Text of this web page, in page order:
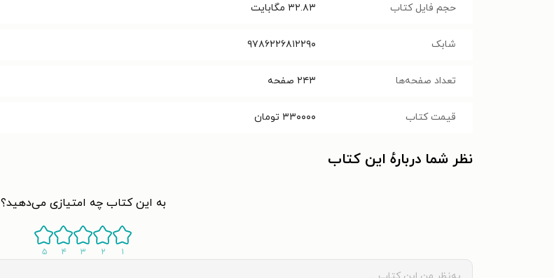
حجم فایل کتاب ۳۲.۸۳ مگابایت
شابک ۹۷۸۶۲۲۶۸۱۲۲۹۰
تعداد صفحه‌ها ۲۴۳ صفحه
قیمت کتاب ۳۳۰۰۰۰ تومان
نظر شما دربارهٔ این کتاب
به این کتاب چه امتیازی می‌دهید؟
۱ ۲ ۳ ۴ ۵